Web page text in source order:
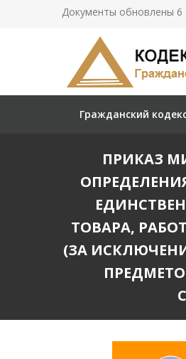
Документы обновлены 6
Гражданский
ПРИКАЗ
ТОВАРА,
(ЗА